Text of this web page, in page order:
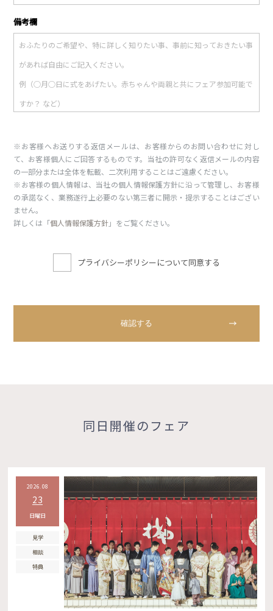
備考欄
※お客様へお送りする返信メールは、お客様からのお問い合わせに対し
て、お客様個人にご回答するものです。当社の許可なく返信メールの内容
の一部分または全体を転載、二次利用することはご遠慮ください。
※お客様の個人情報は、当社の個人情報保護方針に沿って管理し、お客様
の承諾なく、業務遂行上必要のない第三者に開示・提示することはござい
ません。
詳しくは「個人情報保護方針」をご覧ください。
プライバシーポリシーについて同意する
同日開催のフェア
2026.08
23
日曜日
見学
相談
特典